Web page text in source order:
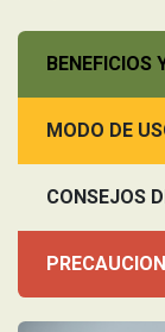
BENEFICIOS
MODO DE
CONSEJOS